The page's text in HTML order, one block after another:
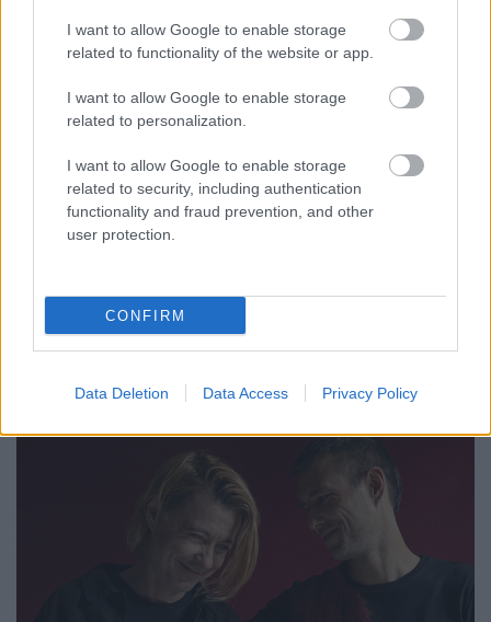
I want to allow Google to enable storage
related to functionality of the website or app.
I want to allow Google to enable storage
related to personalization.
I want to allow Google to enable storage
related to security, including authentication
functionality and fraud prevention, and other
user protection.
CONFIRM
Data Deletion Data Access Privacy Policy
"Nekem másfajta nehezeim vannak"
- Co Lee-interjú
2024. február 25.
2023-ban Co Lee megkerülhetetlen volt a magyar
hiphopban: kiadott két lemezt, egy EP-t, több single-
t, fontos szerepet játszott a Wavy kollektíva albumán
beszélgettünk vele. Legutóbbi, A Program című
lemezének…